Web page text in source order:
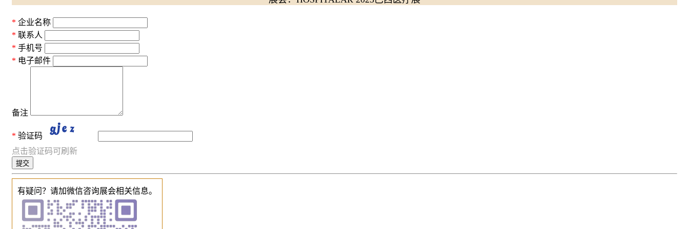
企业名称
联系人
手机号
电子邮件
备注
验证码
点击验证码可刷新
提交
有疑问？请加微信咨询展会相关信息。